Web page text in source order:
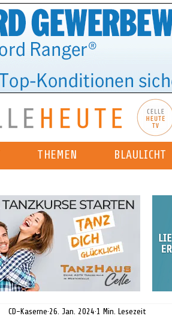
THEMEN BLAULICHT
CD-Kaserne 26. Jan. 2024 1 Min. Lesezeit